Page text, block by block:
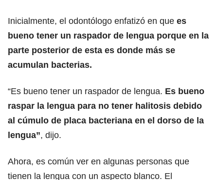
Inicialmente, el odontólogo enfatizó en que es
bueno tener un raspador de lengua porque en la
parte posterior de esta es donde más se
acumulan bacterias.
“Es bueno tener un raspador de lengua. Es bueno
raspar la lengua para no tener halitosis debido
al cúmulo de placa bacteriana en el dorso de la
lengua”, dijo.
Ahora, es común ver en algunas personas que
tienen la lengua con un aspecto blanco. El